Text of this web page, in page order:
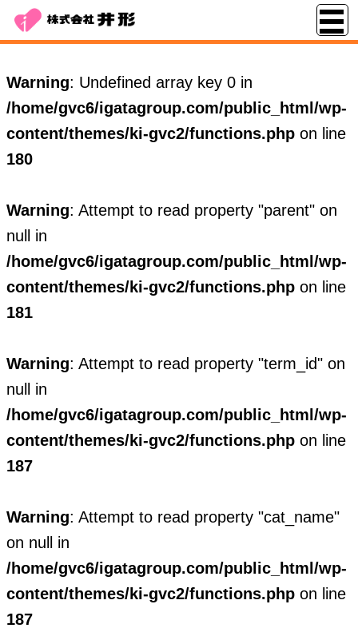
Warning: Undefined array key 0 in
/home/gvc6/igatagroup.com/public_html/wp-
content/themes/ki-gvc2/functions.phpon line
180
Warning: Attempt to read property "parent" on
null in
/home/gvc6/igatagroup.com/public_html/wp-
content/themes/ki-gvc2/functions.phpon line
181
Warning: Attempt to read property "term_id" on
null in
/home/gvc6/igatagroup.com/public_html/wp-
content/themes/ki-gvc2/functions.phpon line
187
Warning: Attempt to read property "cat_name"
on null in
/home/gvc6/igatagroup.com/public_html/wp-
content/themes/ki-gvc2/functions.phpon line
187